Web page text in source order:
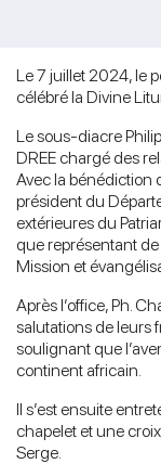
Le 7 juillet 2024, le
célébré la Divine
Le sous-diacre
DREE chargé des
Avec la bénédiction
président du
extérieures du
que représentant
Mission et
Après l’office, Ph.
salutations de leurs
soulignant que
continent africain.
Il s’est ensuite
chapelet et une
Serge.